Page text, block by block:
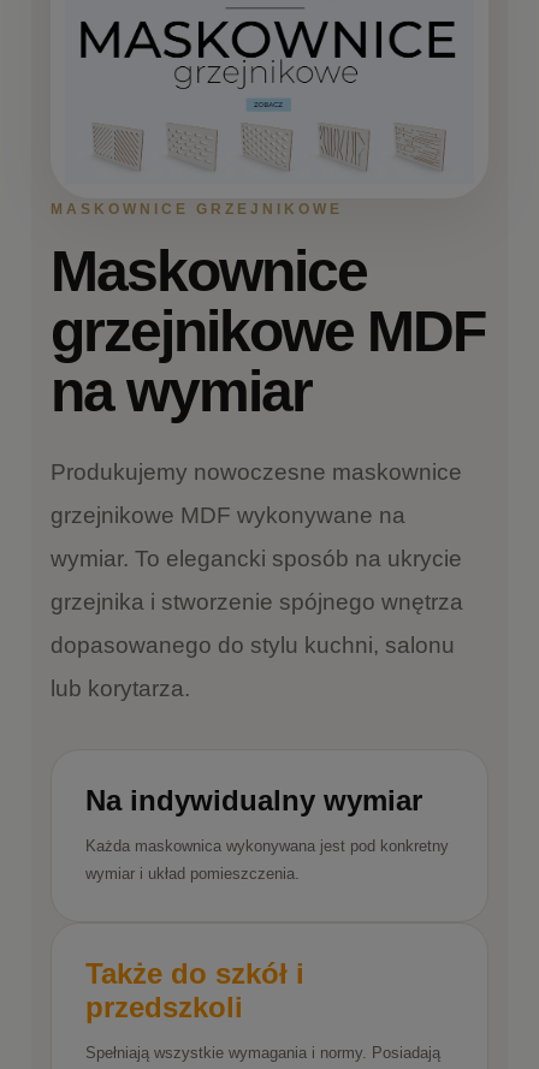
MASKOWNICE GRZEJNIKOWE
Maskownice
grzejnikowe MDF
na wymiar
Produkujemy nowoczesne maskownice
grzejnikowe MDF wykonywane na
wymiar. To elegancki sposób na ukrycie
grzejnika i stworzenie spójnego wnętrza
dopasowanego do stylu kuchni, salonu
lub korytarza.
Na indywidualny wymiar
Każda maskownica wykonywana jest pod konkretny
wymiar i układ pomieszczenia.
Także do szkół i
przedszkoli
Spełniają wszystkie wymagania i normy. Posiadają